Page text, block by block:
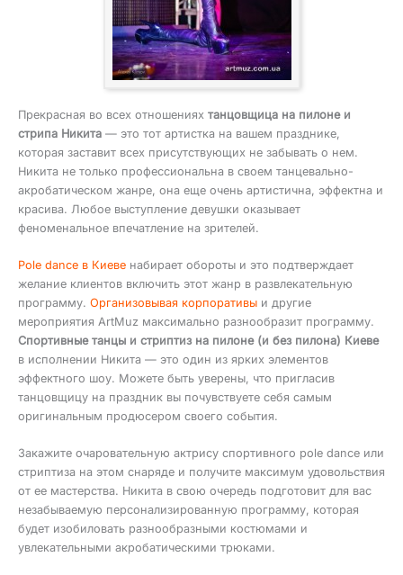
Прекрасная во всех отношениях танцовщица на пилоне и
стрипа Никита — это тот артистка на вашем празднике,
которая заставит всех присутствующих не забывать о нем.
Никита не только профессиональна в своем танцевально-
акробатическом жанре, она еще очень артистична, эффектна и
красива. Любое выступление девушки оказывает
феноменальное впечатление на зрителей.
Pole dance в Киеве набирает обороты и это подтверждает
желание клиентов включить этот жанр в развлекательную
программу. Организовывая корпоративы и другие
мероприятия ArtMuz максимально разнообразит программу.
Спортивные танцы и стриптиз на пилоне (и без пилона) Киеве
в исполнении Никита — это один из ярких элементов
эффектного шоу. Можете быть уверены, что пригласив
танцовщицу на праздник вы почувствуете себя самым
оригинальным продюсером своего события.
Закажите очаровательную актрису спортивного pole dance или
стриптиза на этом снаряде и получите максимум удовольствия
от ее мастерства. Никита в свою очередь подготовит для вас
незабываемую персонализированную программу, которая
будет изобиловать разнообразными костюмами и
увлекательными акробатическими трюками.